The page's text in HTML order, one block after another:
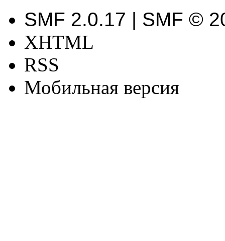
SMF 2.0.17 | SMF ©
XHTML
RSS
Мобильная версия